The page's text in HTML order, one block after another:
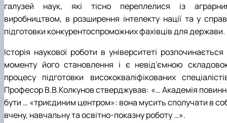
галузей наук, які тісно переплелися із
виробництвом, в розширення інтелекту нації та у
підготовки конкурентоспроможних фахівців для держави.
Історія наукової роботи в університеті розпочинається
моменту його становлення і є невід’ємною
процесу підготовки висококваліфікованих
Професор В.В.Колкунов стверджував: «… Академія
бути … «триєдиним центром»: вона мусить сполучати в
вчену, навчальну та освітно-показну роботу …».